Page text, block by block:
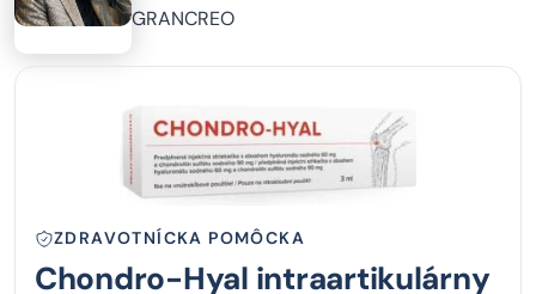
GRANCREO
ZDRAVOTNÍCKA POMÔCKA
Chondro-Hyal intraartikulárny